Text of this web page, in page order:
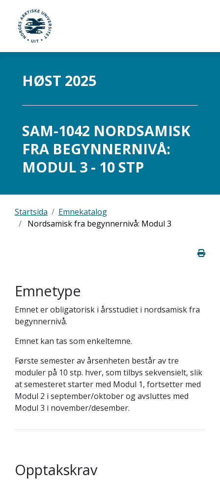
UiT Norges arktiske universitet
HØST 2025
SAM-1042 NORDSAMISK
FRA BEGYNNERNIVÅ:
MODUL 3 - 10 STP
Startsida
Emnekatalog
Nordsamisk fra begynnernivå: Modul 3
Emnetype
Emnet er obligatorisk i årsstudiet i nordsamisk fra
begynnernivå.
Emnet kan tas som enkeltemne.
Første semester av årsenheten består av tre
moduler på 10 stp. hver, som tilbys sekvensielt, slik
at semesteret starter med Modul 1, fortsetter med
Modul 2 i september/oktober og avsluttes med
Modul 3 i november/desember.
Opptakskrav